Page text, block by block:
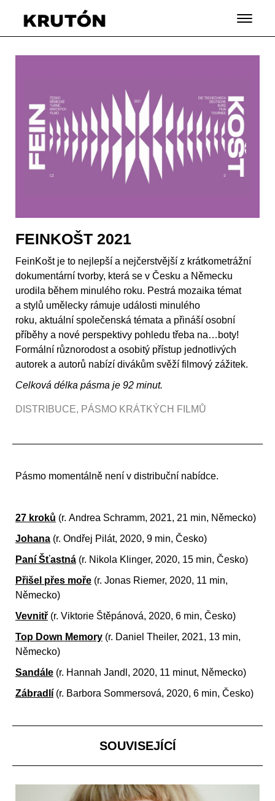
FEINKOŠT 2021
FeinKošt je to nejlepší a nejčerstvější z krátkometrážní
dokumentární tvorby, která se v Česku a Německu
urodila během minulého roku. Pestrá mozaika témat
a stylů umělecky rámuje události minulého
roku, aktuální společenská témata a přináší osobní
příběhy a nové perspektivy pohledu třeba na…boty!
Formální různorodost a osobitý přístup jednotlivých
autorek a autorů nabízí divákům svěží filmový zážitek.
Celková délka pásma je 92 minut.
DISTRIBUCE, PÁSMO KRÁTKÝCH FILMŮ
Pásmo momentálně není v distribuční nabídce.
27 kroků (r. Andrea Schramm, 2021, 21 min, Německo)
Johana (r. Ondřej Pilát, 2020, 9 min, Česko)
Paní Šťastná (r. Nikola Klinger, 2020, 15 min, Česko)
Přišel přes moře (r. Jonas Riemer, 2020, 11 min,
Německo)
Vevnitř (r. Viktorie Štěpánová, 2020, 6 min, Česko)
Top Down Memory (r. Daniel Theiler, 2021, 13 min,
Německo)
Sandále (r. Hannah Jandl, 2020, 11 minut, Německo)
Zábradlí (r. Barbora Sommersová, 2020, 6 min, Česko)
SOUVISEJÍCÍ